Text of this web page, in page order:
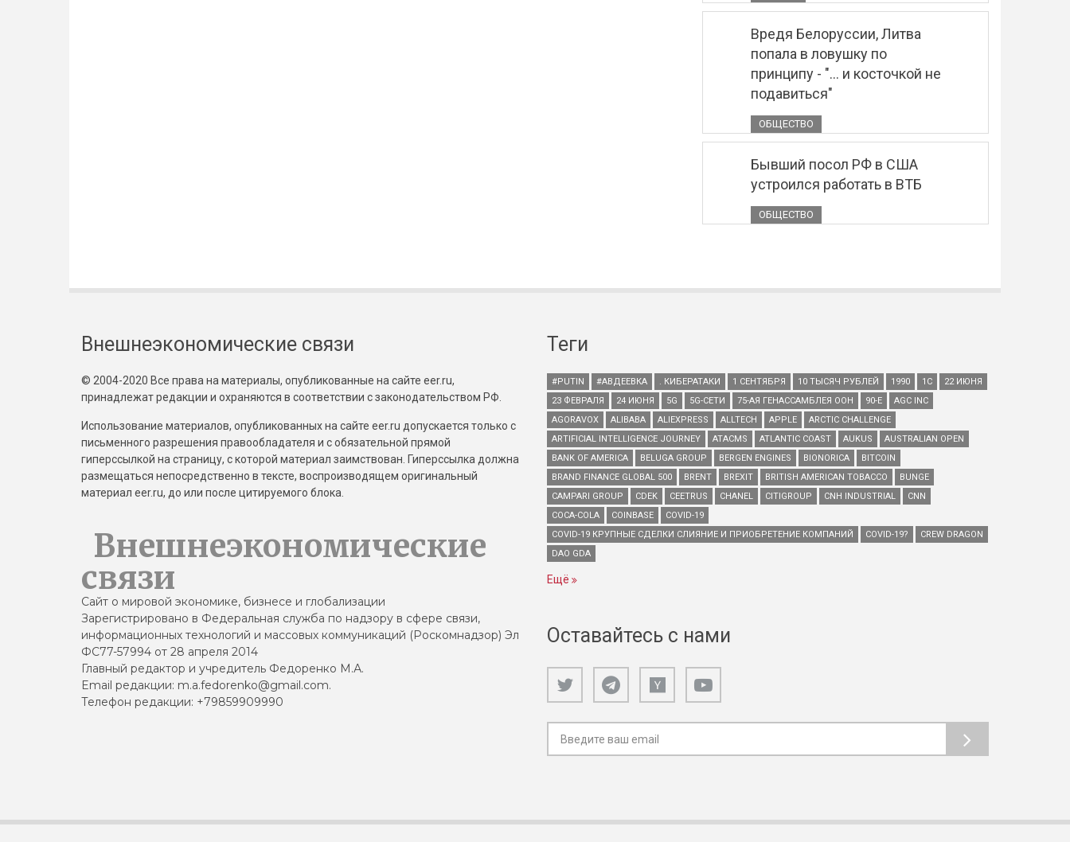
Вредя Белоруссии, Литва
попала в ловушку по
принципу - "... и косточкой не
подавиться"
ОБЩЕСТВО
Бывший посол РФ в США
устроился работать в ВТБ
ОБЩЕСТВО
Внешнеэкономические связи
© 2004-2020 Все права на материалы, опубликованные на сайте eer.ru,
принадлежат редакции и охраняются в соответствии с законодательством РФ.
Использование материалов, опубликованных на сайте eer.ru допускается только с
письменного разрешения правообладателя и с обязательной прямой
гиперссылкой на страницу, с которой материал заимствован. Гиперссылка должна
размещаться непосредственно в тексте, воспроизводящем оригинальный
материал eer.ru, до или после цитируемого блока.
Внешнеэкономические
связи
Сайт о мировой экономике, бизнесе и глобализации
Зарегистрировано в Федеральная служба по надзору в сфере связи,
информационных технологий и массовых коммуникаций (Роскомнадзор) Эл
ФС77-57994 от 28 апреля 2014
Главный редактор и учредитель Федоренко М.А.
Email редакции: m.a.fedorenko@gmail.com.
Телефон редакции: +79859909990
Теги
#PUTIN #АВДЕЕВКА . КИБЕРАТАКИ 1 СЕНТЯБРЯ 10 ТЫСЯЧ РУБЛЕЙ 1990 1С
22 ИЮНЯ
23 ФЕВРАЛЯ
24 ИЮНЯ 5G 5G-СЕТИ 75-АЯ ГЕНАССАМБЛЕЯ ООН 90-Е
AGC INC
AGORAVOX
ALIBABA ALIEXPRESS ALLTECH APPLE
ARCTIC CHALLENGE
ARTIFICIAL INTELLIGENCE JOURNEY
ATACMS ATLANTIC COAST AUKUS
AUSTRALIAN OPEN
BANK OF AMERICA
BELUGA GROUP BERGEN ENGINES BIONORICA
BITCOIN
BRAND FINANCE GLOBAL 500
BRENT BREXIT BRITISH AMERICAN TOBACCO
BUNGE
CAMPARI GROUP
CDEK CEETRUS CHANEL CITIGROUP CNH INDUSTRIAL
CNN
COCA-COLA
COINBASE
COVID-19
COVID-19 КРУПНЫЕ СДЕЛКИ СЛИЯНИЕ И ПРИОБРЕТЕНИЕ КОМПАНИЙ
COVID-19?
CREW DRAGON
DAO GDA
Ещё
Оставайтесь с нами